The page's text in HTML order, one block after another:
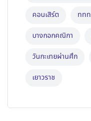
คอนเสิร์ต ททท
บางกอกคณิกา
วันกะเทยผ่านศึก
เยาวราช